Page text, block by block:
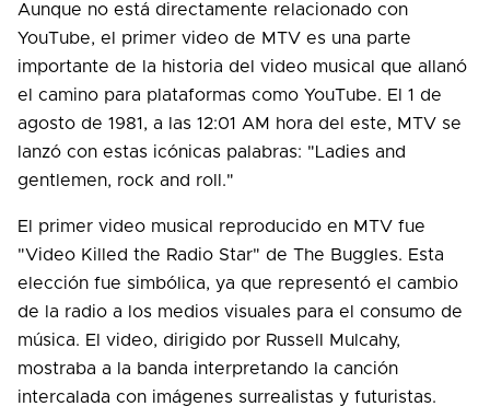
Aunque no está directamente relacionado con
YouTube, el primer video de MTV es una parte
importante de la historia del video musical que allanó
el camino para plataformas como YouTube. El 1 de
agosto de 1981, a las 12:01 AM hora del este, MTV se
lanzó con estas icónicas palabras: "Ladies and
gentlemen, rock and roll."
El primer video musical reproducido en MTV fue
"Video Killed the Radio Star" de The Buggles. Esta
elección fue simbólica, ya que representó el cambio
de la radio a los medios visuales para el consumo de
música. El video, dirigido por Russell Mulcahy,
mostraba a la banda interpretando la canción
intercalada con imágenes surrealistas y futuristas.